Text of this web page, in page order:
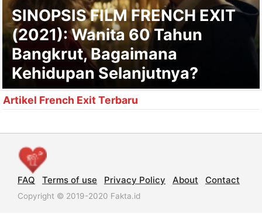
SINOPSIS FILM FRENCH EXIT
(2021): Wanita 60 Tahun
Bangkrut, Bagaimana
Kehidupan Selanjutnya?
Artikel French Exit Terbaru
FAQ Terms of use Privacy Policy About Contact
Copyright © 2019-2020 Fakta.id